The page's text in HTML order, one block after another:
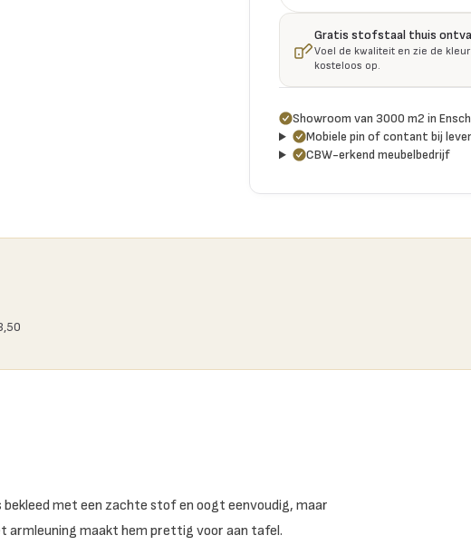
Gratis stofstaal thuis
Voel de kwaliteit en zie de
kosteloos op.
Showroom van 3000 m2 in
Mobiele pin of contant bij
CBW-erkend meubelbedrijf
met een zachte stof en oogt eenvoudig, maar
armleuning maakt hem prettig voor aan tafel.